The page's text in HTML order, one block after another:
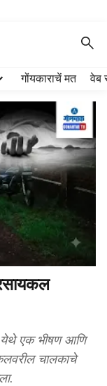
गोंयकाराचें मत वेब
येथे एक भीषण आणि
चालकाचे